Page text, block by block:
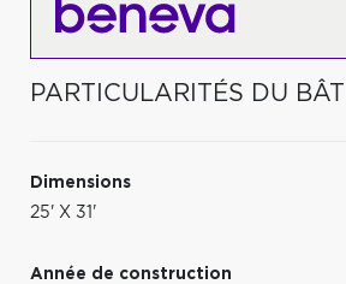
PARTICULARITÉS DU
Dimensions
25' X 31'
Année de construction